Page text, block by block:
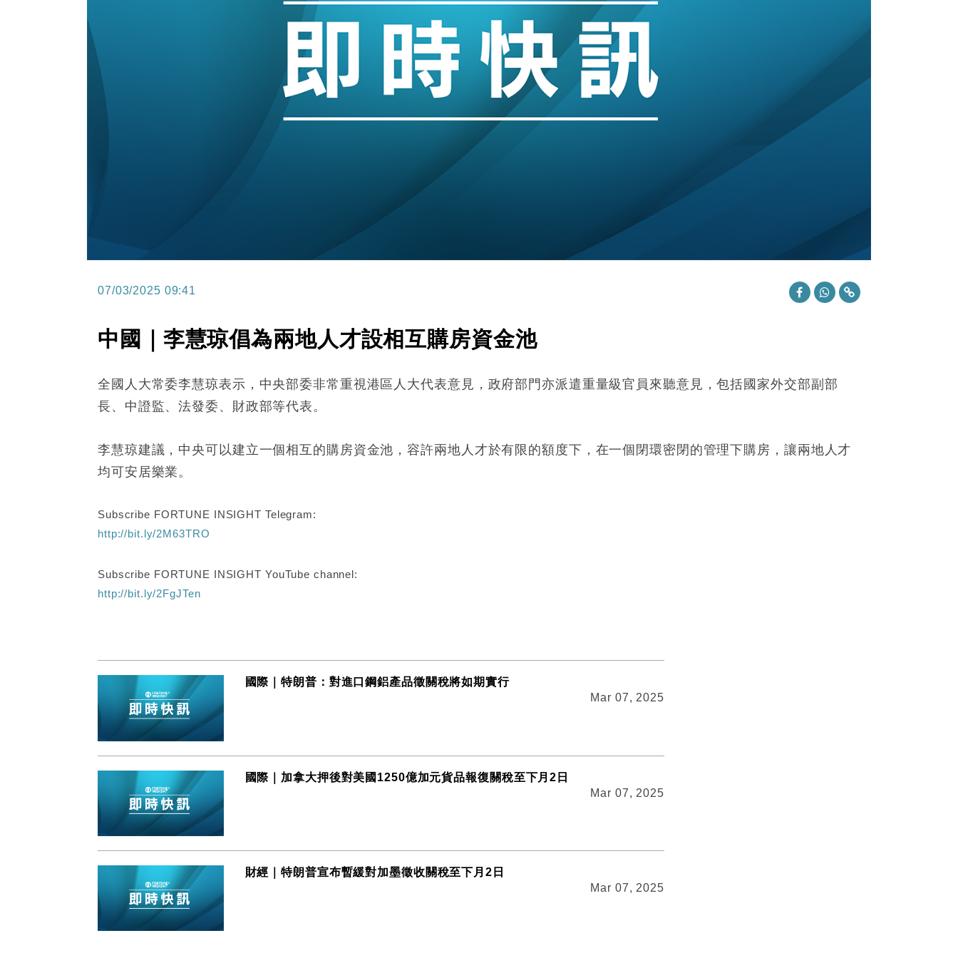
財經｜本港6月零售額連升14個月 珠寶鐘錶銷售升勢最強
財經｜滙控重啟最多10億美元回購 派息比率目標維持50%
15:11 財經｜SHEIN傳最快8月中招股 估值料降至400億美元以下
13:49 本地｜HK Express推飛行套票 兩程低至448元加2元可多飛一程
07/03/2025 09:41
中國｜李慧琼倡為兩地人才設相互購房資金池
全國人大常委李慧琼表示，中央部委非常重視港區人大代表意見，政府部門亦派遣重量級官員來聽意見，包括國家外交部副部
長、中證監、法發委、財政部等代表。
李慧琼建議，中央可以建立一個相互的購房資金池，容許兩地人才於有限的額度下，在一個閉環密閉的管理下購房，讓兩地人才
均可安居樂業。
Subscribe FORTUNE INSIGHT Telegram:
http://bit.ly/2M63TRO
Subscribe FORTUNE INSIGHT YouTube channel:
http://bit.ly/2FgJTen
國際｜特朗普：對進口鋼鋁產品徵關稅將如期實行
Mar 07, 2025
國際｜加拿大押後對美國1250億加元貨品報復關稅至下月2日
Mar 07, 2025
財經｜特朗普宣布暫緩對加墨徵收關稅至下月2日
Mar 07, 2025